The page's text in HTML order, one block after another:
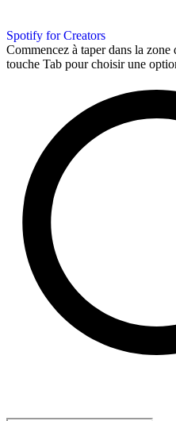
Spotify for Creators
Commencez à taper dans la
touche Tab pour choisir une